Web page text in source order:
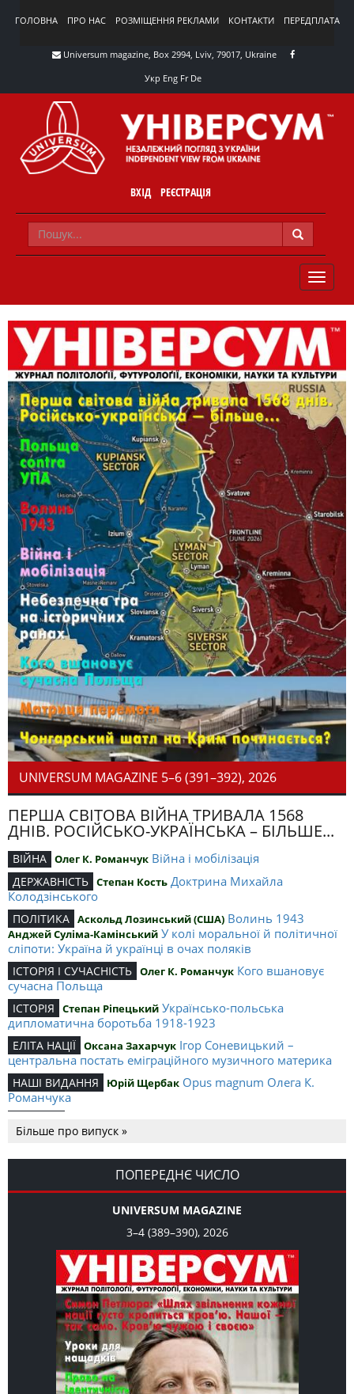
ГОЛОВНА ПРО НАС РОЗМІЩЕННЯ РЕКЛАМИ КОНТАКТИ ПЕРЕДПЛАТА
Universum magazine, Box 2994, Lviv, 79017, Ukraine
Укр Eng FrDe
ВХІД РЕЄСТРАЦІЯ
TOGGLE
UNIVERSUM MAGAZINE 5–6 (391–392), 2026
ПЕРША СВІТОВА ВІЙНА ТРИВАЛА 1568
ДНІВ. РОСІЙСЬКО-УКРАЇНСЬКА – БІЛЬШЕ...
ВІЙНА Олег К. Романчук Війна і мобілізація
ДЕРЖАВНІСТЬ Степан Кость Доктрина Михайла
Колодзінського
ПОЛІТИКА Аскольд Лозинський (США) Волинь 1943
Анджей Суліма-Камінський У колі моральної й політичної
сліпоти: Україна й українці в очах поляків
ІСТОРІЯ І СУЧАСНІСТЬ Олег К. Романчук Кого вшановує
сучасна Польща
ІСТОРІЯ Степан Ріпецький Українсько-польська
дипломатична боротьба 1918-1923
ЕЛІТА НАЦІЇ Оксана Захарчук Ігор Соневицький –
центральна постать еміграційного музичного материка
НАШІ ВИДАННЯ Юрій Щербак Opus magnum Олега К.
Романчука
Романчука
СЛОВО РЕДАКЦІЙНЕ Олег К. Романчук Журавель і синиця
як уособлення української політстратегії й тактики
Більше про випуск »
ПОПЕРЕДНЄ ЧИСЛО
UNIVERSUM MAGAZINE
3–4 (389–390), 2026